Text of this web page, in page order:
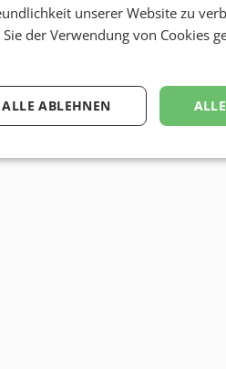
unserer Website zu
der Verwendung von Cookies
ALLE ABLEHNEN